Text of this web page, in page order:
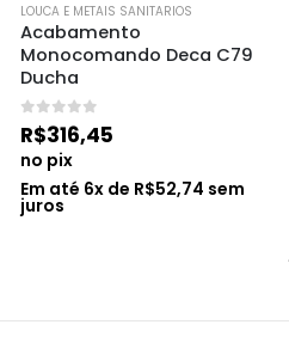
LOUCA E METAIS SANITARIOS
Acabamento
Monocomando Deca C79
Ducha
0 de 5
R$316,45
no pix
Em até 6x de R$52,74 sem
juros